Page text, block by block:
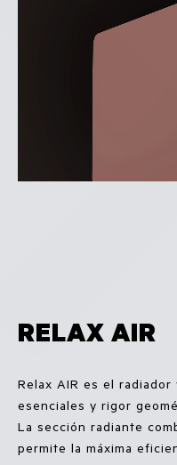
RELAX AIR
Relax AIR es el
esenciales y rigor
La sección radiante
permite la máxima